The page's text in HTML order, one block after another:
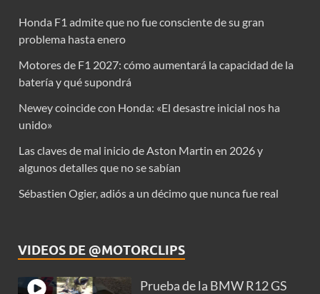
Honda F1 admite que no fue consciente de su gran
problema hasta enero
Motores de F1 2027: cómo aumentará la capacidad de la
batería y qué supondrá
Newey coincide con Honda: «El desastre inicial nos ha
unido»
Las claves de mal inicio de Aston Martin en 2026 y
algunos detalles que no se sabían
Sébastien Ogier, adiós a un décimo que nunca fue real
VIDEOS DE @MOTORCLIPS
Prueba de la BMW R12 GS